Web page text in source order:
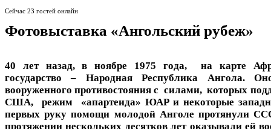
Сейчас 23 гостей онлайн
Фотовыставка «Ангольский рубеж»
40 лет назад, в ноябре 1975 года, на карте
государство – Народная Республика Ангола.
вооруженного противостояния с силами, которых
США, режим «апартеида» ЮАР и некоторые
первых руку помощи молодой Анголе протянули
протяжении нескольких десятков лет оказывали ей